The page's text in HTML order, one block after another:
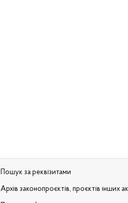
Пошук за реквізитами
Архів законопроєктів, проєктів інших